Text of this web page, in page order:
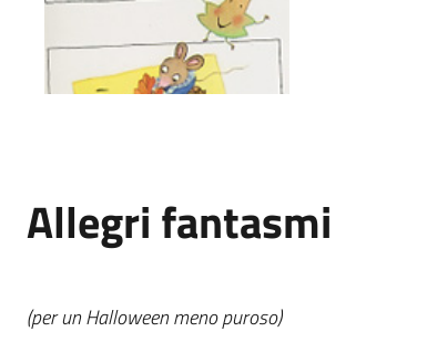
Allegri fantasmi
(per un Halloween meno puroso)